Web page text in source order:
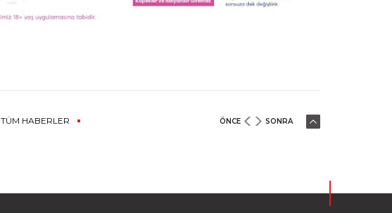
TÜM HABERLER ÖNCE SONRA